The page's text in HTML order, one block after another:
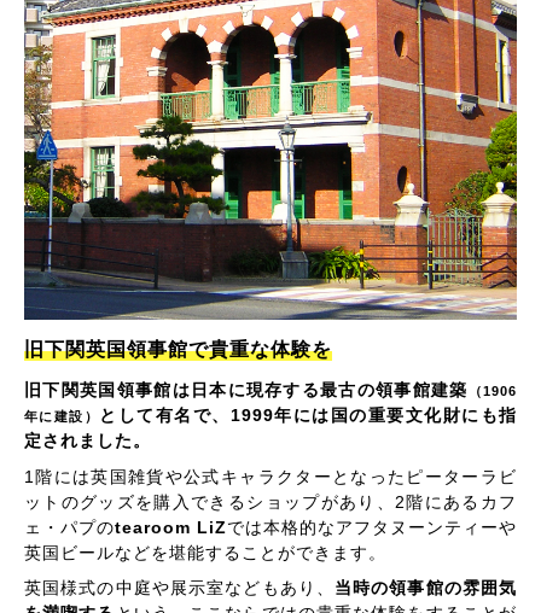
旧下関英国領事館で貴重な体験を
旧下関英国領事館は日本に現存する最古の領事館建築
（1906
年に建設）
として有名で、1999年には国の重要文化財にも指
定されました。
1階には英国雑貨や公式キャラクターとなったピーターラビ
ットのグッズを購入できるショップがあり、2階にあるカフ
ェ・パプのtearoom LiZでは本格的なアフタヌーンティーや
英国ビールなどを堪能することができます。
英国様式の中庭や展示室などもあり、 当時の領事館の雰囲気